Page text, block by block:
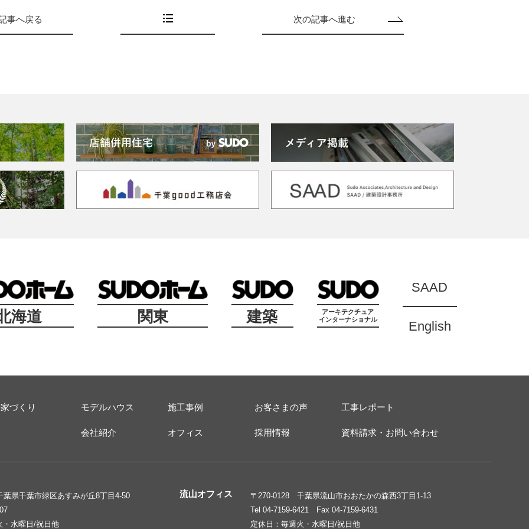
事へ戻る 次の記事へ進む
海道 関東 建築
アーキテクチュア
インターナショナル
SAAD
English
づくり モデルハウス 施工事例 お客さまの声 工事レポート
会社紹介 オフィス 採用情報 資料請求・お問い合わせ
県千葉市緑区あすみが丘8丁目4-50
・水曜日/祝日他
流山オフィス
〒270-0128 千葉県流山市おおたかの森西3丁目1-13
Tel 04-7159-6421 Fax 04-7159-6431
定休日：毎週火・水曜日/祝日他